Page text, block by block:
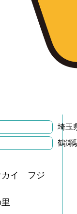
埼玉
鶴瀬
カイ フジ